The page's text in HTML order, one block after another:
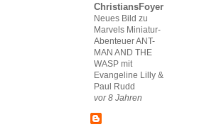
ChristiansFoyer
Neues Bild zu
Marvels Miniatur-
Abenteuer ANT-
MAN AND THE
WASP mit
Evangeline Lilly &
Paul Rudd
vor 8 Jahren